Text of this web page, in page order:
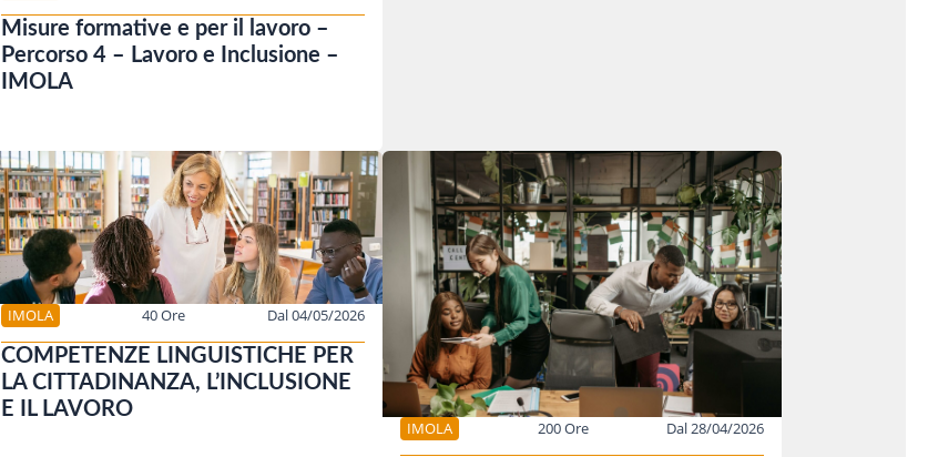
Misure formative e per il lavoro –
Percorso 4 – Lavoro e Inclusione –
IMOLA
IMOLA 40 Ore Dal 04/05/2026
COMPETENZE LINGUISTICHE PER
LA CITTADINANZA, L’INCLUSIONE
E IL LAVORO
IMOLA 200 Ore Dal 28/04/2026